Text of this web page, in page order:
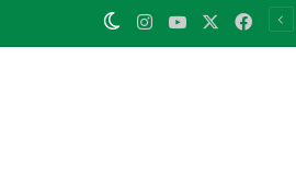
Facebook
YouTube
Instagram
Switch skin